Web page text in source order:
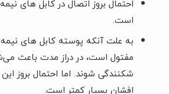
احتمال بروز اتصال در کابل های
است.
به علت آنکه پوسته کابل‌ های
مفتول است، در دراز مدت باعث
شکنندگی شوند. اما احتمال بروز
افشان بسیار کمتر است.